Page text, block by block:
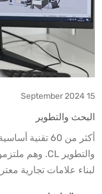
15 September 2024
البحث والتطوير
أكثر من 60
لبناء علامات تجارية